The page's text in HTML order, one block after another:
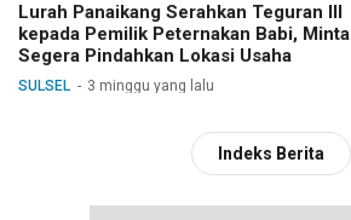
Lurah Panaikang Serahkan Teguran III
kepada Pemilik Peternakan Babi, Minta
Segera Pindahkan Lokasi Usaha
SULSEL 3 minggu yang lalu
Indeks Berita